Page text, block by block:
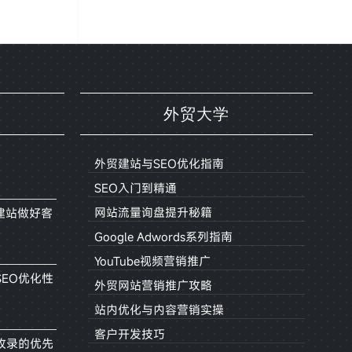
站做好客
优化性
录的优先
外贸大学
外贸建站与SEO优化指南
SEO入门到精通
网站流量询盘提升秘籍
Google Adwords系列指南
YouTube视频营销推广
外贸网站营销推广攻略
站内优化与内容营销实操
客户开发技巧